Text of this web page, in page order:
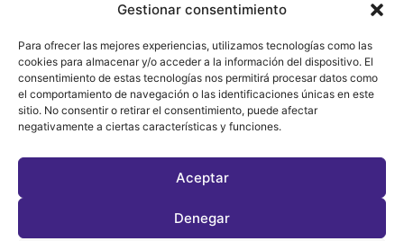
Gestionar consentimiento
Para ofrecer las mejores experiencias, utilizamos tecnologías como las
cookies para almacenar y/o acceder a la información del dispositivo. El
consentimiento de estas tecnologías nos permitirá procesar datos como
el comportamiento de navegación o las identificaciones únicas en este
sitio. No consentir o retirar el consentimiento, puede afectar
negativamente a ciertas características y funciones.
Aceptar
Denegar
Política de
Privacidad y